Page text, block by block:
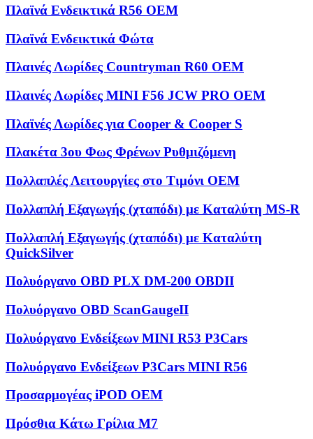
Πλαϊνά Ενδεικτικά R56 OEM
Πλαϊνά Ενδεικτικά Φώτα
Πλαινές Λωρίδες Countryman R60 OEM
Πλαινές Λωρίδες MINI F56 JCW PRO OEM
Πλαϊνές Λωρίδες για Cooper & Cooper S
Πλακέτα 3ου Φως Φρένων Ρυθμιζόμενη
Πολλαπλές Λειτουργίες στο Τιμόνι OEM
Πολλαπλή Εξαγωγής (χταπόδι) με Καταλύτη MS-R
Πολλαπλή Εξαγωγής (χταπόδι) με Καταλύτη
QuickSilver
Πολυόργανο OBD PLX DM-200 OBDII
Πολυόργανο OBD ScanGaugeII
Πολυόργανο Ενδείξεων MINI R53 P3Cars
Πολυόργανο Ενδείξεων P3Cars MINI R56
Προσαρμογέας iPOD OEM
Πρόσθια Κάτω Γρίλια M7